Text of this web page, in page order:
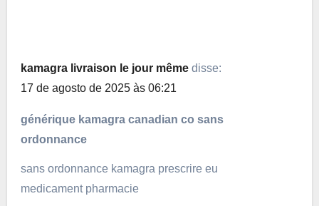
kamagra livraison le jour même disse:
17 de agosto de 2025 às 06:21
générique kamagra canadian co sans
ordonnance
sans ordonnance kamagra prescrire eu
medicament pharmacie